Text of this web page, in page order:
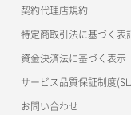
サーバー再構築（OS再
サーバー利用状況グラ
ポート作成（ローカル
ポート作成（追加IP用）
ポート削除
リスナー詳細取得
ロードバランサー一覧取
ロードバランサー削除
公開API(ConoHa VPS Ver.2.0)
契約代理店規約
特定商取引法に基づく表
資金決済法に基づく表示
サービス品質保証制度
お問い合わせ